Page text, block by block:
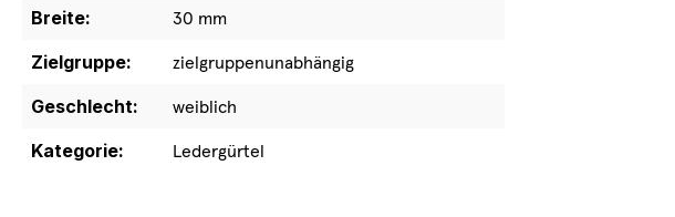
Breite:
30 mm
Zielgruppe:
zielgruppenunabhängig
Geschlecht:
weiblich
Kategorie:
Ledergürtel